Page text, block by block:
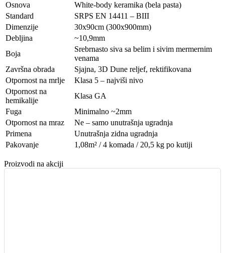
Osnova
White-body keramika (bela pasta)
Standard
SRPS EN 14411 – BIII
Dimenzije
30x90cm (300x900mm)
Debljina
~10,9mm
Boja
Srebrnasto siva sa belim i sivim mermernim
venama
Završna obrada
Sjajna, 3D Dune reljef, rektifikovana
Otpornost na mrlje
Klasa 5 – najviši nivo
Otpornost na
hemikalije
Klasa GA
Fuga
Minimalno ~2mm
Otpornost na mraz
Ne – samo unutrašnja ugradnja
Primena
Unutrašnja zidna ugradnja
Pakovanje
1,08m² / 4 komada / 20,5 kg po kutiji
Proizvodi na akciji